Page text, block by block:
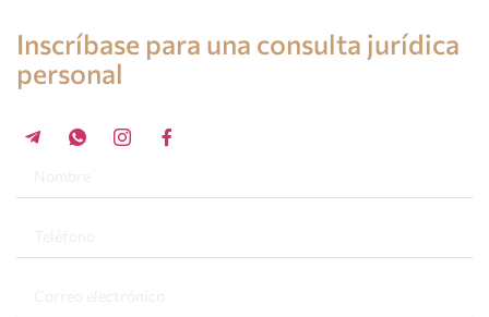
Inscríbase para una consulta jurídica
personal